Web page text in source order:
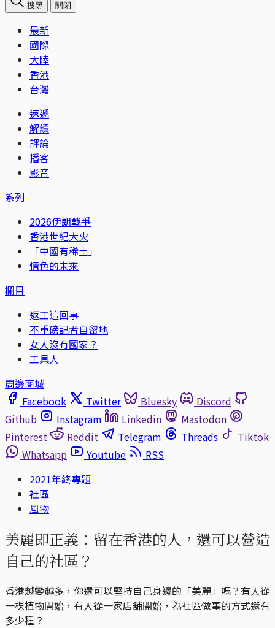
搜尋 關閉
最新
國際
大陸
香港
台灣
速遞
解讀
評論
播客
影音
系列
2026伊朗戰爭
香港世紀大火
「中國有稀土」
情色的未來
欄目
返工這回事
不重磅記者自留地
女人沒有國家？
工具人
周邊商城
Facebook
Twitter Bluesky
Discord
Github
Instagram Linkedin
Mastodon
Pinterest
Reddit Telegram Threads
Tiktok
Whatsapp
Youtube
RSS
2021年終專題
社區
風物
美麗即正義：留在香港的人，還可以營造
自己的社區？
香港越變越多，你還可以堅持自己身邊的「美麗」嗎？有人從
一棵植物開始，有人從一家店舖開始，為社區做事的方式還有
多少種？